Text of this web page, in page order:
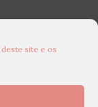
site e os